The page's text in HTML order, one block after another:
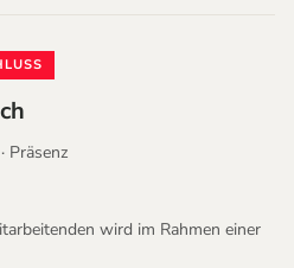
Präsenz
wird im Rahmen einer